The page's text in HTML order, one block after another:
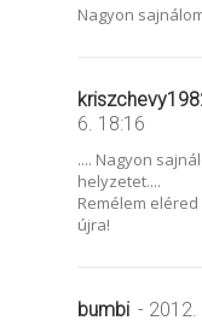
Nagyon
6. 18:16
.... Nagyon
helyzetet....
Remélem
újra!
bumbi - 2012.